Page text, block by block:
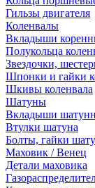
Гильзы двигателя
Коленвалы
Вкладыши
Полукольца
Звездочки,
Шпонки и гайки
Шкивы коленвала
Шатуны
Вкладыши
Втулки шатуна
Болты, гайки
Маховик / Венец
Детали маховика